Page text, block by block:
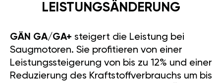
LEISTUNGSÄNDERUNG
GÄN GA/GA+ steigert die Leistung bei
Saugmotoren. Sie profitieren von einer
Leistungssteigerung von bis zu 12% und einer
Reduzierung des Kraftstoffverbrauchs um bis